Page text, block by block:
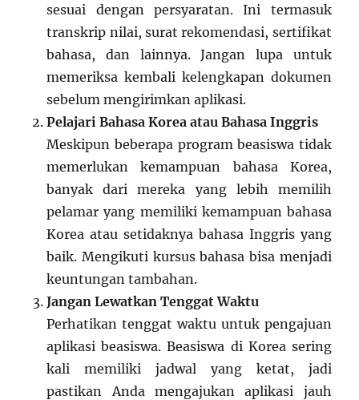
sesuai dengan persyaratan. Ini termasuk
transkrip nilai, surat rekomendasi, sertifikat
bahasa, dan lainnya. Jangan lupa untuk
memeriksa kembali kelengkapan dokumen
sebelum mengirimkan aplikasi.
Pelajari Bahasa Korea atau Bahasa Inggris
Meskipun beberapa program beasiswa tidak
memerlukan kemampuan bahasa Korea,
banyak dari mereka yang lebih memilih
pelamar yang memiliki kemampuan bahasa
Korea atau setidaknya bahasa Inggris yang
baik. Mengikuti kursus bahasa bisa menjadi
keuntungan tambahan.
Jangan Lewatkan Tenggat Waktu
Perhatikan tenggat waktu untuk pengajuan
aplikasi beasiswa. Beasiswa di Korea sering
kali memiliki jadwal yang ketat, jadi
pastikan Anda mengajukan aplikasi jauh